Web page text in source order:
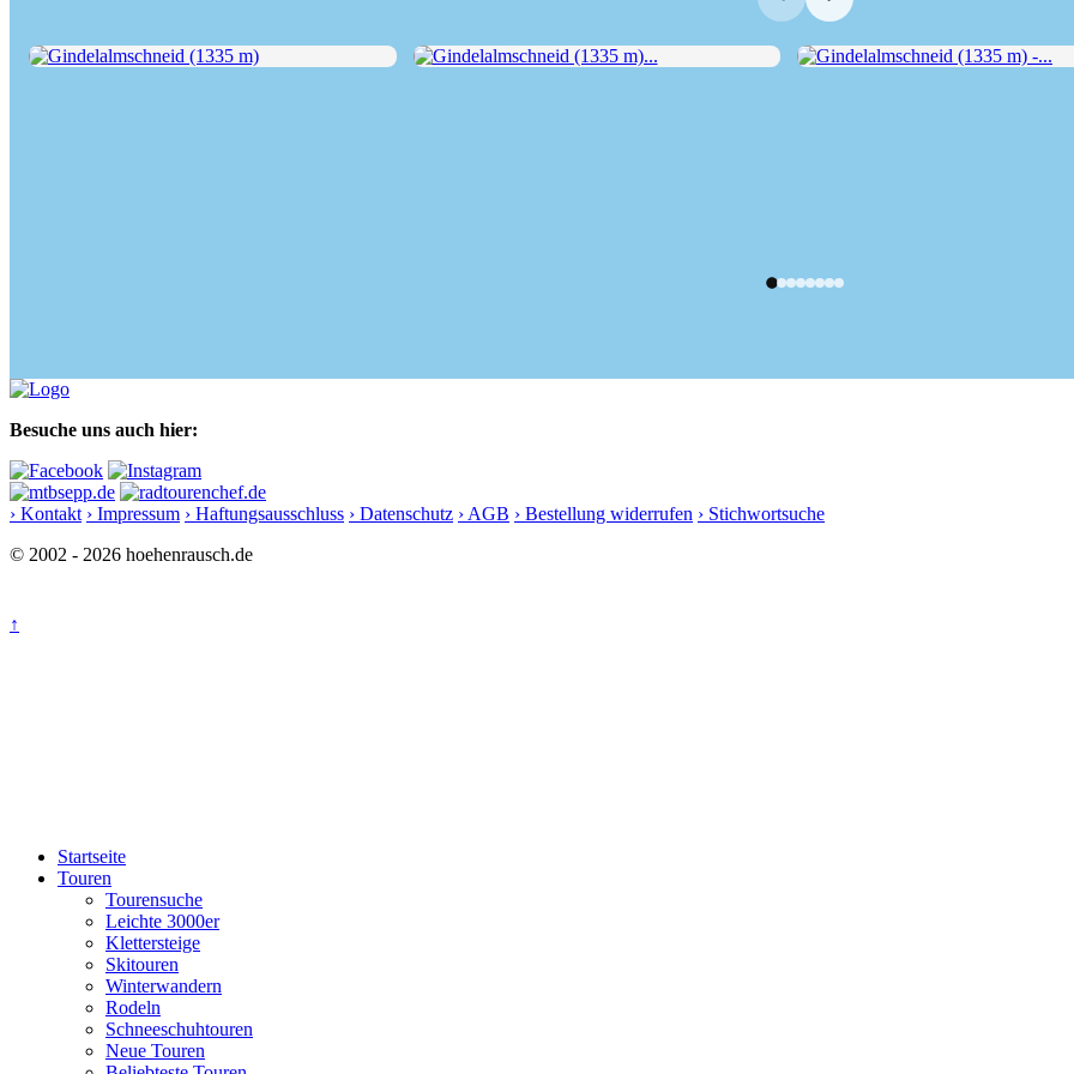
Besuche uns auch hier:
› Kontakt › Impressum › Haftungsausschluss › Datenschutz › AGB › Bestellung widerrufen › Stichwortsuche
© 2002 - 2026 hoehenrausch.de
↑
Startseite
Touren
Tourensuche
Leichte 3000er
Klettersteige
Skitouren
Winterwandern
Rodeln
Schneeschuhtouren
Neue Touren